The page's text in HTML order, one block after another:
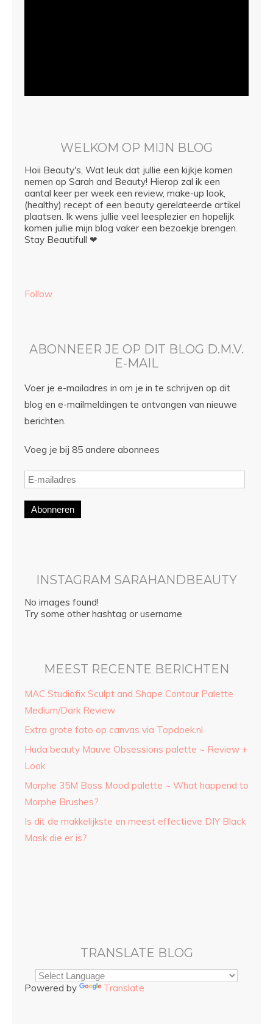
WELKOM OP MIJN BLOG
Hoii Beauty's, Wat leuk dat jullie een kijkje komen
nemen op Sarah and Beauty! Hierop zal ik een
aantal keer per week een review, make-up look,
(healthy) recept of een beauty gerelateerde artikel
plaatsen. Ik wens jullie veel leesplezier en hopelijk
komen jullie mijn blog vaker een bezoekje brengen.
Stay Beautifull ❤
Follow
ABONNEER JE OP DIT BLOG D.M.V.
E-MAIL
Voer je e-mailadres in om je in te schrijven op dit
blog en e-mailmeldingen te ontvangen van nieuwe
berichten.
Voeg je bij 85 andere abonnees
Abonneren
INSTAGRAM SARAHANDBEAUTY
No images found!
Try some other hashtag or username
MEEST RECENTE BERICHTEN
MAC Studiofix Sculpt and Shape Contour Palette
Medium/Dark Review
Extra grote foto op canvas via Topdoek.nl
Huda beauty Mauve Obsessions palette ~ Review +
Look
Morphe 35M Boss Mood palette ~ What happend to
Morphe Brushes?
Is dit de makkelijkste en meest effectieve DIY Black
Mask die er is?
TRANSLATE BLOG
Powered by Translate